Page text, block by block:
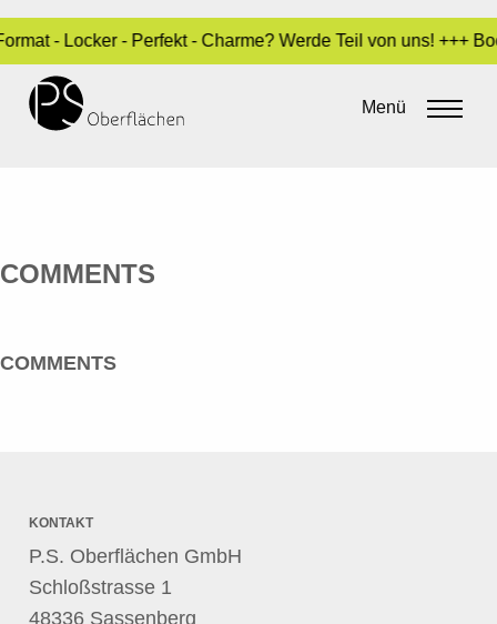
- Locker - Perfekt - Charme? Werde Teil von uns!
Menü
GROHE WATER TECHNOLOGY AG &
CO. KG
COMMENTS
COMMENTS
KONTAKT
P.S. Oberflächen GmbH
Schloßstrasse 1
48336 Sassenberg